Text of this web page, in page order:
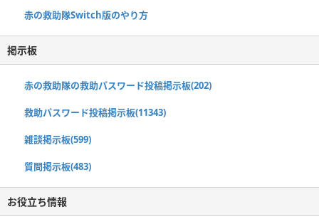
赤の救助隊Switch版のやり方
掲示板
赤の救助隊の救助パスワード投稿掲示板(202)
救助パスワード投稿掲示板(11343)
雑談掲示板(599)
質問掲示板(483)
お役立ち情報